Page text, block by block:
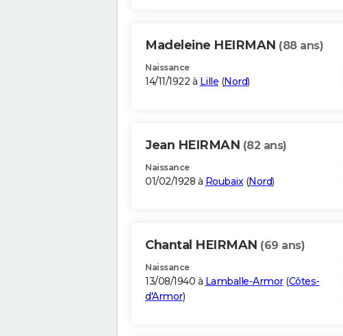
Madeleine HEIRMAN (88 ans)
Naissance
14/11/1922 à Lille (Nord)
Jean HEIRMAN (82 ans)
Naissance
01/02/1928 à Roubaix(Nord)
Chantal HEIRMAN (69 ans)
Naissance
13/08/1940 à Lamballe-Armor(Côtes-
d'Armor)